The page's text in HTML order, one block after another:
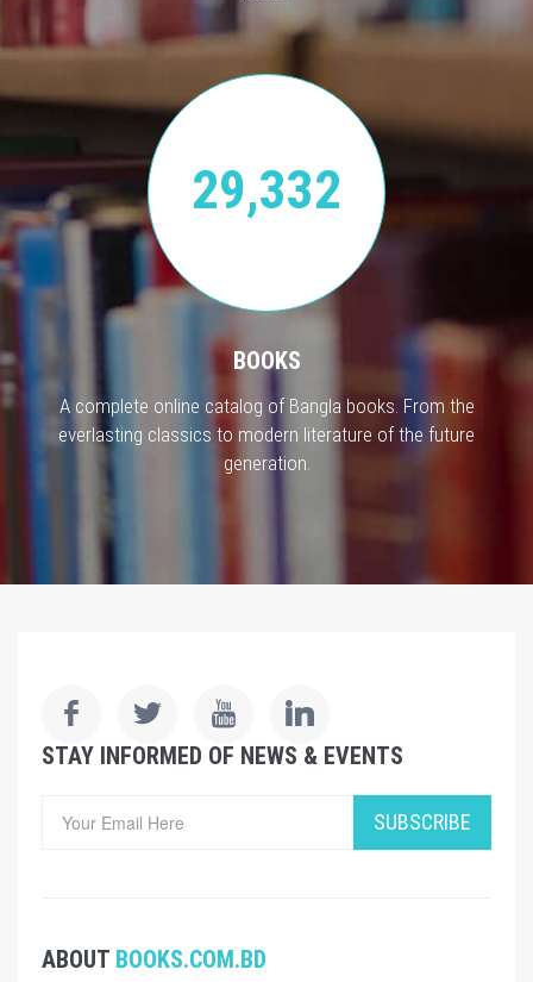
29,332
BOOKS
A complete online catalog of Bangla books. From the
everlasting classics to modern literature of the future
generation.
STAY INFORMED OF NEWS & EVENTS
SUBSCRIBE
ABOUT BOOKS.COM.BD